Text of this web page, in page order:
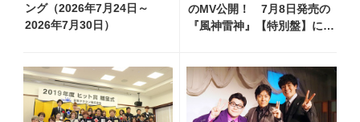
ング（2026年7月24日～
2026年7月30日）
のMV公開！ 7月8日発売の
『風神雷神』【特別盤】に収